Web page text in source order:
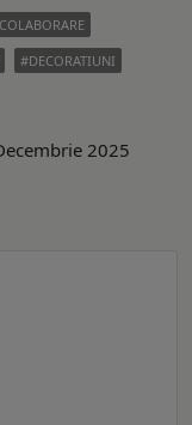
COLABORARE
DECORATIUNI
2025